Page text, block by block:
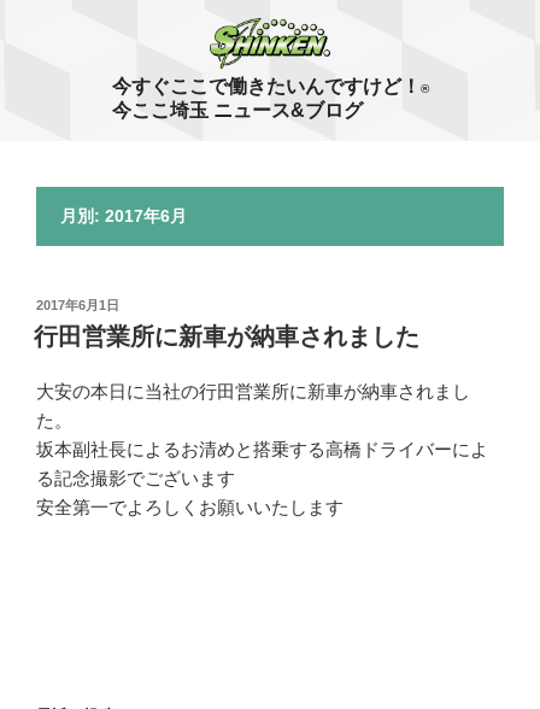
今すぐここで働きたいんですけど！ ®
今ここ埼玉 ニュース&ブログ
月別: 2017年6月
投
稿
日:
2017年6月1日
行田営業所に新車が納車されました
大安の本日に当社の行田営業所に新車が納車されまし
た。
坂本副社長によるお清めと搭乗する高橋ドライバーによ
る記念撮影でございます
安全第一でよろしくお願いいたします